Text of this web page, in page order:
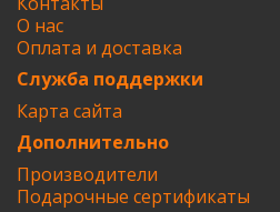
О нас
Оплата и доставка
Служба поддержки
Карта сайта
Дополнительно
Производители
Подарочные сертификаты